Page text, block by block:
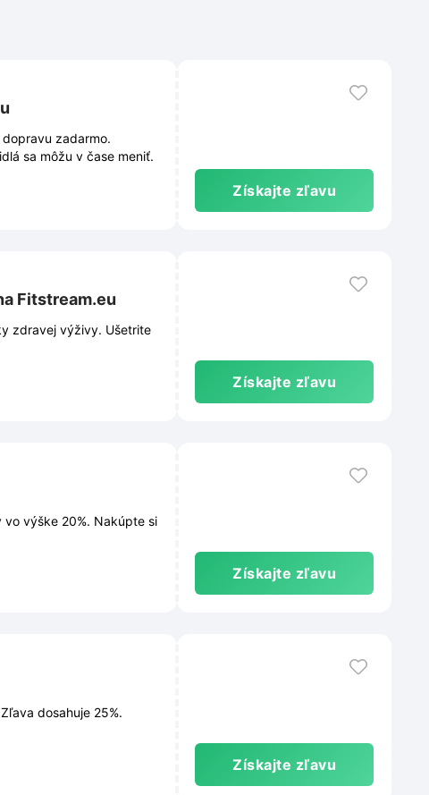
zadarmo.
sa môžu v čase meniť.
Získajte zľavu
Fitstream.eu
zdravej výživy. Ušetrite
Získajte zľavu
výške 20%. Nakúpte si
Získajte zľavu
dosahuje 25%.
Získajte zľavu